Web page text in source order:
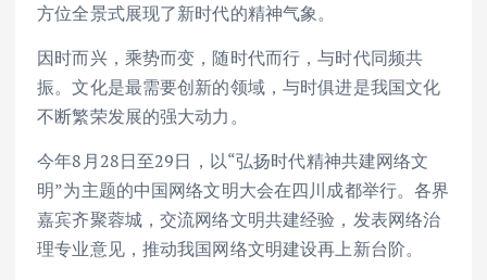
方位全景式展现了新时代的精神气象。
因时而兴，乘势而变，随时代而行，与时代同频共
振。文化是最需要创新的领域，与时俱进是我国文化
不断繁荣发展的强大动力。
今年8月28日至29日，以“弘扬时代精神共建网络文
明”为主题的中国网络文明大会在四川成都举行。各界
嘉宾齐聚蓉城，交流网络文明共建经验，发表网络治
理专业意见，推动我国网络文明建设再上新台阶。